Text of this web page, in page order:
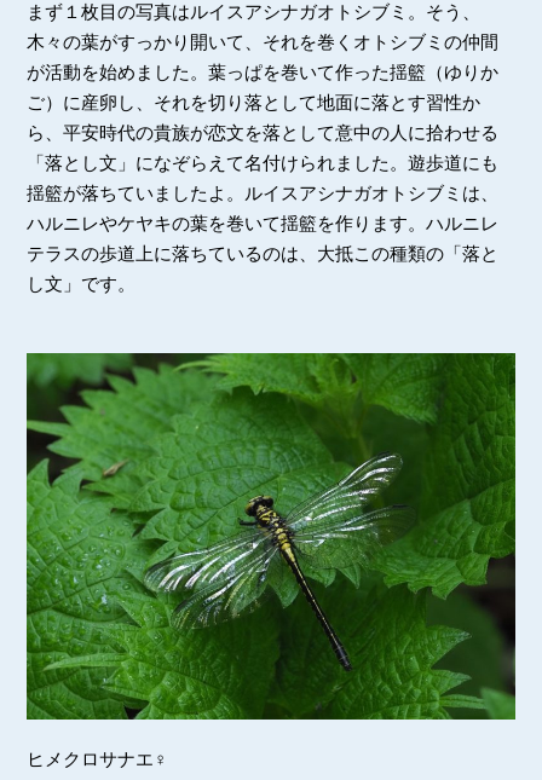
まず１枚目の写真はルイスアシナガオトシブミ。そう、
木々の葉がすっかり開いて、それを巻くオトシブミの仲間
が活動を始めました。葉っぱを巻いて作った揺籃（ゆりか
ご）に産卵し、それを切り落として地面に落とす習性か
ら、平安時代の貴族が恋文を落として意中の人に拾わせる
「落とし文」になぞらえて名付けられました。遊歩道にも
揺籃が落ちていましたよ。ルイスアシナガオトシブミは、
ハルニレやケヤキの葉を巻いて揺籃を作ります。ハルニレ
テラスの歩道上に落ちているのは、大抵この種類の「落と
し文」です。
ヒメクロサナエ♀